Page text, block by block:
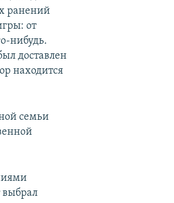
ранений
от
нибудь.
доставлен
находится
семьи
выбрал